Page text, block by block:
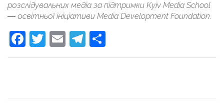
розслідувальних медіа за підтримки Kyiv Media School
— освітньої ініціативи Media Development Foundation.
Facebook
Twitter
EmailTelegram